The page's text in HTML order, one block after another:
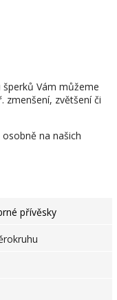
šperků Vám můžeme
zmenšení, zvětšení či
na našich
přívěsky